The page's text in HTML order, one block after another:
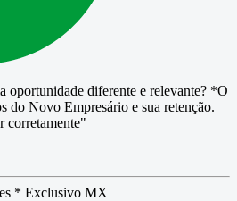
oportunidade diferente e relevante? *O
do Novo Empresário e sua retenção.
corretamente"
* Exclusivo MX